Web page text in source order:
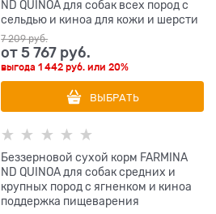
ND QUINOA для собак всех пород с
сельдью и киноа для кожи и шерсти
7 209 руб.
от5 767 руб.
выгода1 442 руб. или20%
ВЫБРАТЬ
Беззерновой cухой корм FARMINA
ND QUINOA для собак средних и
крупных пород с ягненком и киноа
поддержка пищеварения